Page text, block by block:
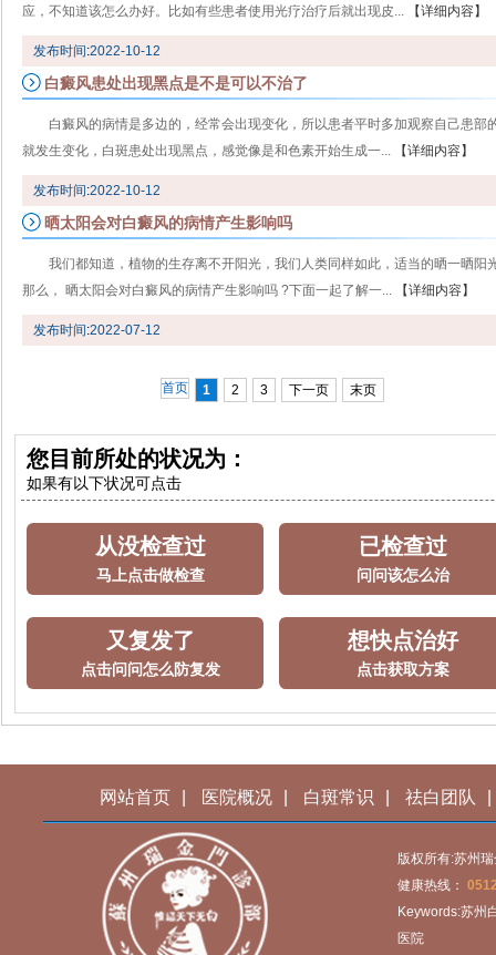
应，不知道该怎么办好。比如有些患者使用光疗治疗后就出现皮...
【详细内容】
发布时间:2022-10-12
白癜风患处出现黑点是不是可以不治了
白癜风的病情是多边的，经常会出现变化，所以患者平时多加观察自己患
就发生变化，白斑患处出现黑点，感觉像是和色素开始生成一...
【详细内容】
发布时间:2022-10-12
晒太阳会对白癜风的病情产生影响吗
我们都知道，植物的生存离不开阳光，我们人类同样如此，适当的晒一晒阳
那么， 晒太阳会对白癜风的病情产生影响吗 ?下面一起了解一...
【详细内容】
发布时间:2022-07-12
首页 1 2 3 下一页 末页
您目前所处的状况为：
如果有以下状况可点击
从没检查过
马上点击做检查
已检查过
问问该怎么治
又复发了
点击问问怎么防复发
想快点治好
点击获取方案
网站首页 医院概况 白斑常识 祛白团队
版权所有:苏州
健康热线：
Keywords:苏州
医院